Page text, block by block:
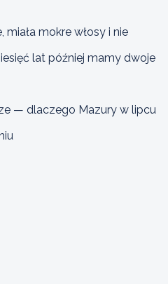
miała mokre włosy i nie
lat później mamy dwoje
— dlaczego Mazury w lipcu